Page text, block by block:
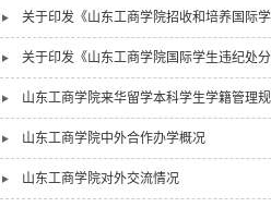
关于印发《山东工商学院招收和培养国际
关于印发《山东工商学院国际学生违纪处
山东工商学院来华留学本科学生学籍管理
山东工商学院中外合作办学概况
山东工商学院对外交流情况